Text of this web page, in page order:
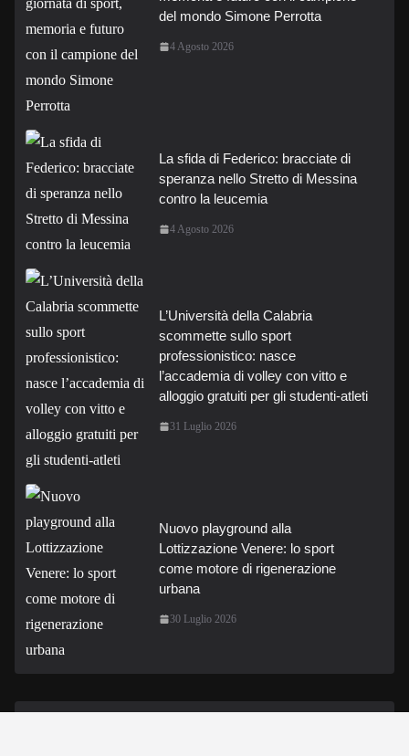
del mondo Simone Perrotta
4 Agosto 2026
La sfida di Federico: bracciate di
speranza nello Stretto di Messina
contro la leucemia
4 Agosto 2026
L’Università della Calabria
scommette sullo sport
professionistico: nasce
l’accademia di volley con vitto e
alloggio gratuiti per gli studenti-atleti
31 Luglio 2026
Nuovo playground alla
Lottizzazione Venere: lo sport
come motore di rigenerazione
urbana
30 Luglio 2026